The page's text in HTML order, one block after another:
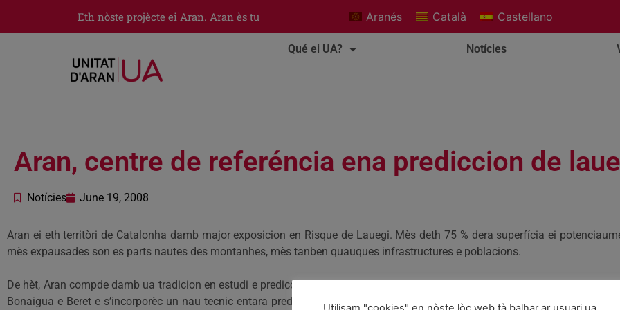
Eth nòste projècte ei Aran. Aran ès tu Aranés Català Castellano
Qué ei UA? Notícies
Aran, centre de referéncia ena prediccion de
Notícies June 19, 2008
Aran ei eth territòri de Catalonha damb major exposicion en Risque de Lauegi. Mès deth 75 % dera superfícia ei
mès expausades son es parts nautes des montanhes, mès tanben quauques infrastructures e poblacions.
De hèt, Aran compde damb ua tradicion en estudi e prediccion de lauegi d’ençà hè 20 ans. Des de 2004, comencèc a hèr
Bonaigua e Beret e s’incorporèc un nau tecnic entara prediccion. Des de 2006, comencèc a hèr Prediccion entà Itineraris